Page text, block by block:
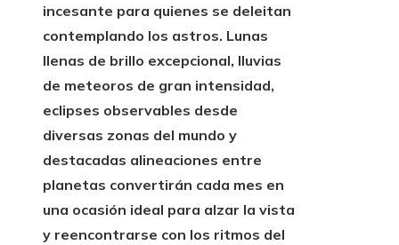
incesante para quienes se deleitan
contemplando los astros. Lunas
llenas de brillo excepcional, lluvias
de meteoros de gran intensidad,
eclipses observables desde
diversas zonas del mundo y
destacadas alineaciones entre
planetas convertirán cada mes en
una ocasión ideal para alzar la vista
y reencontrarse con los ritmos del